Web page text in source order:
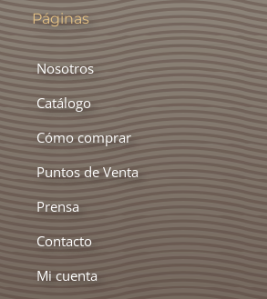
Prensa
Press
Puntos de Venta
Shop
Páginas
Nosotros
Catálogo
Cómo comprar
Puntos de Venta
Prensa
Contacto
Mi cuenta